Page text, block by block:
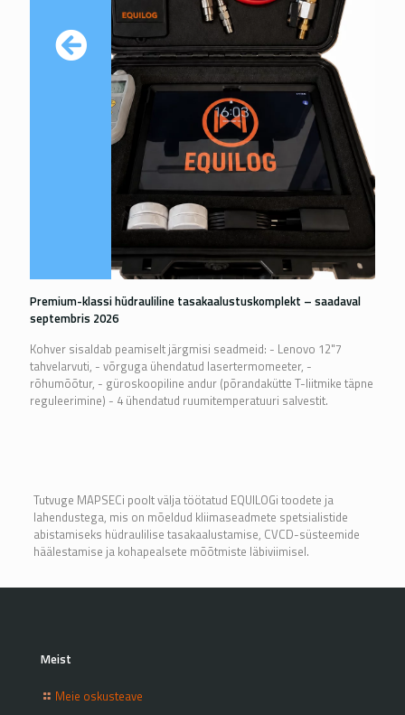
Premium-klassi hüdrauliline tasakaalustuskomplekt – saadaval
septembris 2026
Kohver sisaldab peamiselt järgmisi seadmeid: - Lenovo 12"7
tahvelarvuti, - võrguga ühendatud lasertermomeeter, -
rõhumõõtur, - güroskoopiline andur (põrandakütte T-liitmike täpne
reguleerimine) - 4 ühendatud ruumitemperatuuri salvestit.
Tutvuge MAPSECi poolt välja töötatud EQUILOGi toodete ja
lahendustega, mis on mõeldud kliimaseadmete spetsialistide
abistamiseks hüdraulilise tasakaalustamise, CVCD-süsteemide
häälestamise ja kohapealsete mõõtmiste läbiviimisel.
Meist
Meie oskusteave